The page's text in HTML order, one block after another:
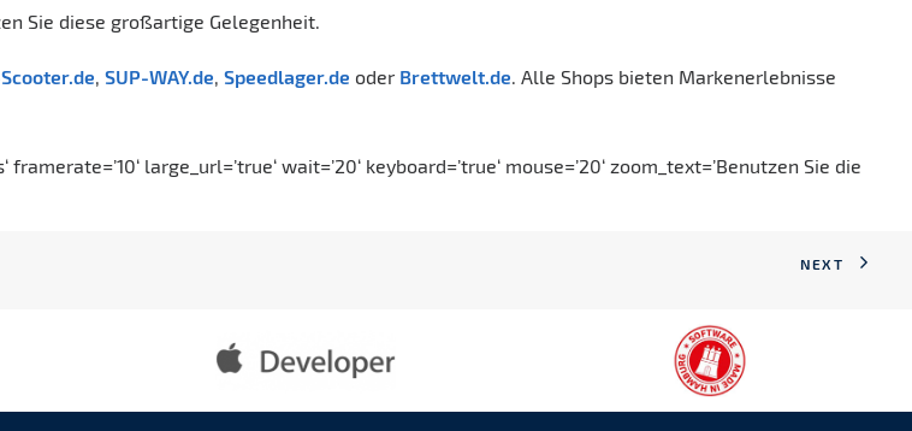
Sie diese großartige Gelegenheit.
, SUP-WAY.de, Speedlager.de oder Brettwelt.de. Alle Shops bieten Markenerlebnisse
large_url=’true‘ wait=’20‘ keyboard=’true‘ mouse=’20‘ zoom_text=’Benutzen Sie die
NEXT